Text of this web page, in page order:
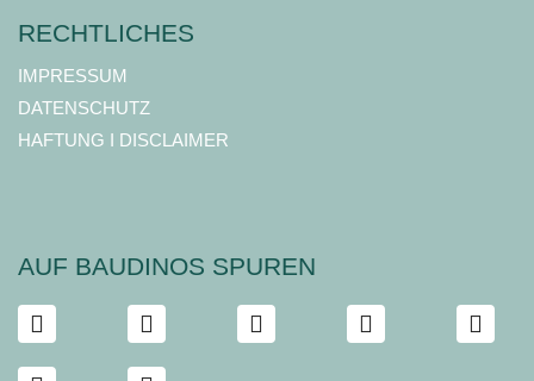
RECHTLICHES
IMPRESSUM
DATENSCHUTZ
HAFTUNG I DISCLAIMER
AUF BAUDINOS SPUREN